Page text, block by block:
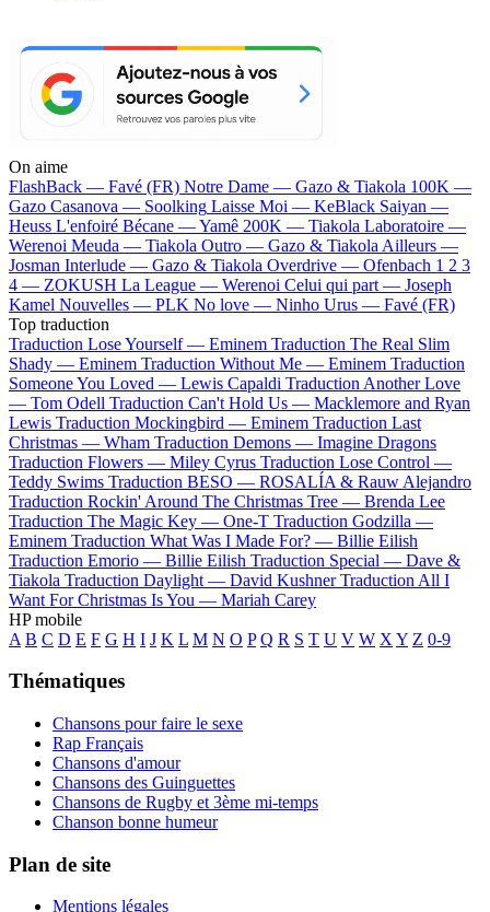
On aime
FlashBack — Favé (FR) Notre Dame — Gazo & Tiakola 100K —
Gazo Casanova — Soolking Laisse Moi — KeBlack Saiyan —
Heuss L'enfoiré Bécane —Yamê 200K — Tiakola Laboratoire —
Werenoi Meuda — Tiakola Outro — Gazo & Tiakola Ailleurs —
Josman Interlude — Gazo & Tiakola Overdrive — Ofenbach 1 2 3
4 — ZOKUSH La League — Werenoi Celui qui part — Joseph
Kamel Nouvelles — PLK No love — Ninho Urus — Favé (FR)
Top traduction
Traduction Lose Yourself — Eminem Traduction The Real Slim
Shady — Eminem Traduction Without Me — Eminem Traduction
Someone You Loved — Lewis Capaldi Traduction Another Love
— Tom Odell Traduction Can't Hold Us — Macklemore and Ryan
Lewis Traduction Mockingbird — Eminem Traduction Last
Christmas — Wham Traduction Demons — Imagine Dragons
Traduction Flowers — Miley Cyrus Traduction Lose Control —
Teddy Swims Traduction BESO — ROSALÍA & Rauw Alejandro
Traduction Rockin' Around The Christmas Tree — Brenda Lee
Traduction The Magic Key — One-T Traduction Godzilla —
Eminem Traduction What Was I Made For? — Billie Eilish
Traduction Emorio — Billie Eilish Traduction Special — Dave &
Tiakola Traduction Daylight — David Kushner Traduction All I
Want For Christmas Is You — Mariah Carey
HP mobile
A B C D E F G H I J K L M N O P Q R S T U V W X Y Z 0-9
Thématiques
Chansons pour faire le sexe
Rap Français
Chansons d'amour
Chansons des Guinguettes
Chansons de Rugby et 3ème mi-temps
Chanson bonne humeur
Plan de site
Mentions légales